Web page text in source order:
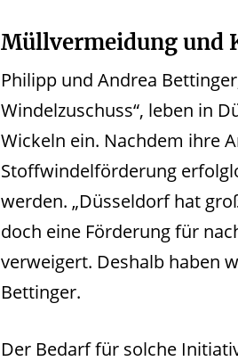
Müllvermeidung und
Philipp und Andrea
Windelzuschuss“, leben in
Wickeln ein. Nachdem ihre
Stoffwindelförderung
werden. „Düsseldorf hat
doch eine Förderung für
verweigert. Deshalb haben
Bettinger.
Der Bedarf für solche